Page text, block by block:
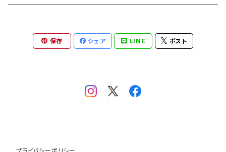
「Dancing Colors」
「Summer Vibes」
「なずきを解く 20250621」
第1弾コラボ
安部 正兼
保存 シェア LINE ポスト